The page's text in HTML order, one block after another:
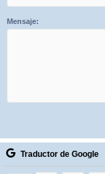
Mensaje:
Traductor de Google